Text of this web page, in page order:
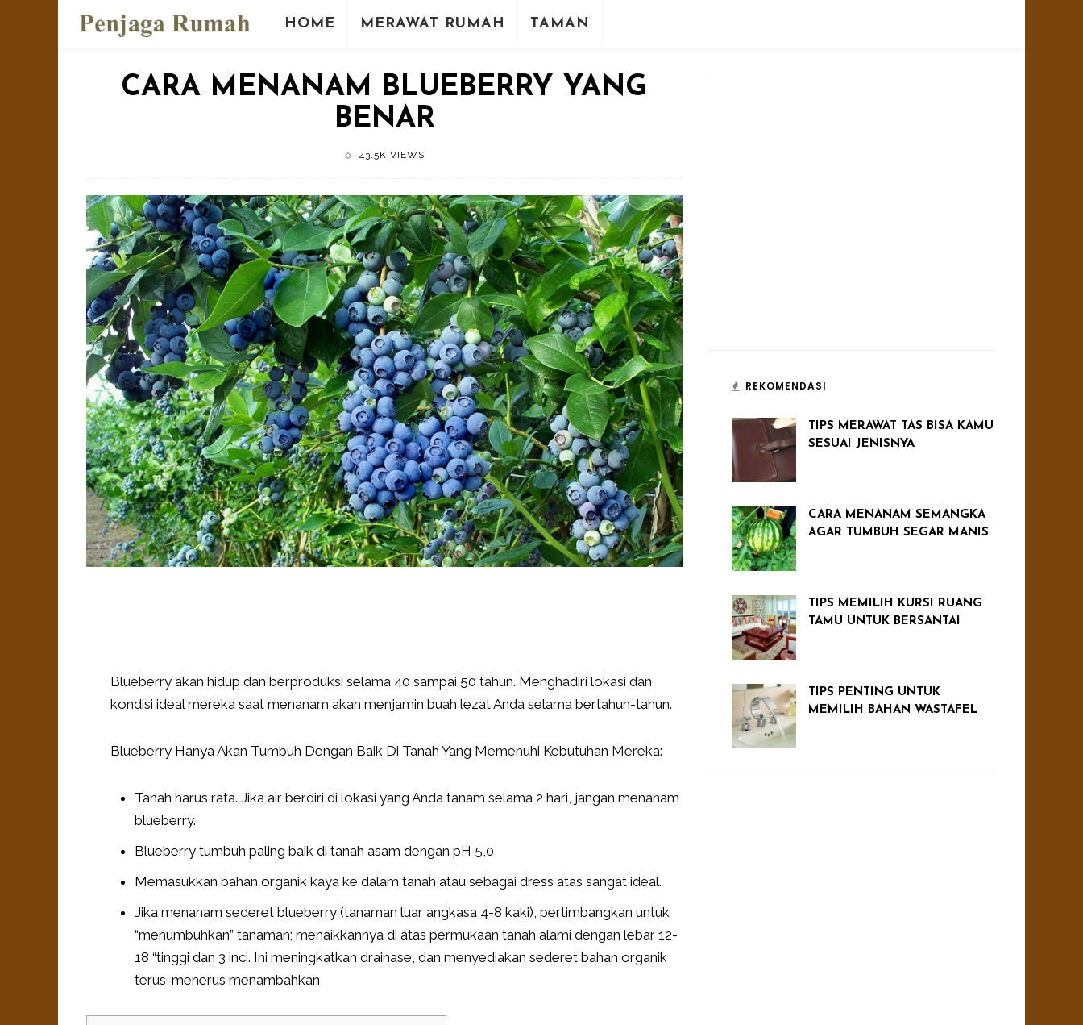
HOME MERAWAT RUMAH TAMAN
CARA MENANAM BLUEBERRY YANG
BENAR
43.5K VIEWS
Blueberry akan hidup dan berproduksi selama 40 sampai 50 tahun. Menghadiri lokasi dan
kondisi ideal mereka saat menanam akan menjamin buah lezat Anda selama bertahun-tahun.
Blueberry Hanya Akan Tumbuh Dengan Baik Di Tanah Yang Memenuhi Kebutuhan Mereka:
Tanah harus rata. Jika air berdiri di lokasi yang Anda tanam selama 2 hari, jangan menanam
blueberry.
Blueberry tumbuh paling baik di tanah asam dengan pH 5,0
Memasukkan bahan organik kaya ke dalam tanah atau sebagai dress atas sangat ideal.
Jika menanam sederet blueberry (tanaman luar angkasa 4-8 kaki), pertimbangkan untuk
“menumbuhkan” tanaman; menaikkannya di atas permukaan tanah alami dengan lebar 12-
18 “tinggi dan 3 inci. Ini meningkatkan drainase, dan menyediakan sederet bahan organik
terus-menerus menambahkan
REKOMENDASI
TIPS MERAWAT TAS BISA KAMU
SESUAI JENISNYA
CARA MENANAM SEMANGKA
AGAR TUMBUH SEGAR MANIS
TIPS MEMILIH KURSI RUANG
TAMU UNTUK BERSANTAI
TIPS PENTING UNTUK
MEMILIH BAHAN WASTAFEL